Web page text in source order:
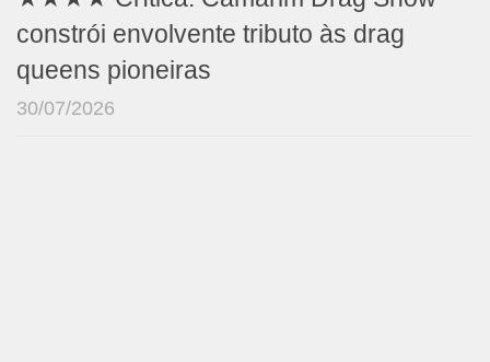
constrói envolvente tributo às drag
queens pioneiras
30/07/2026